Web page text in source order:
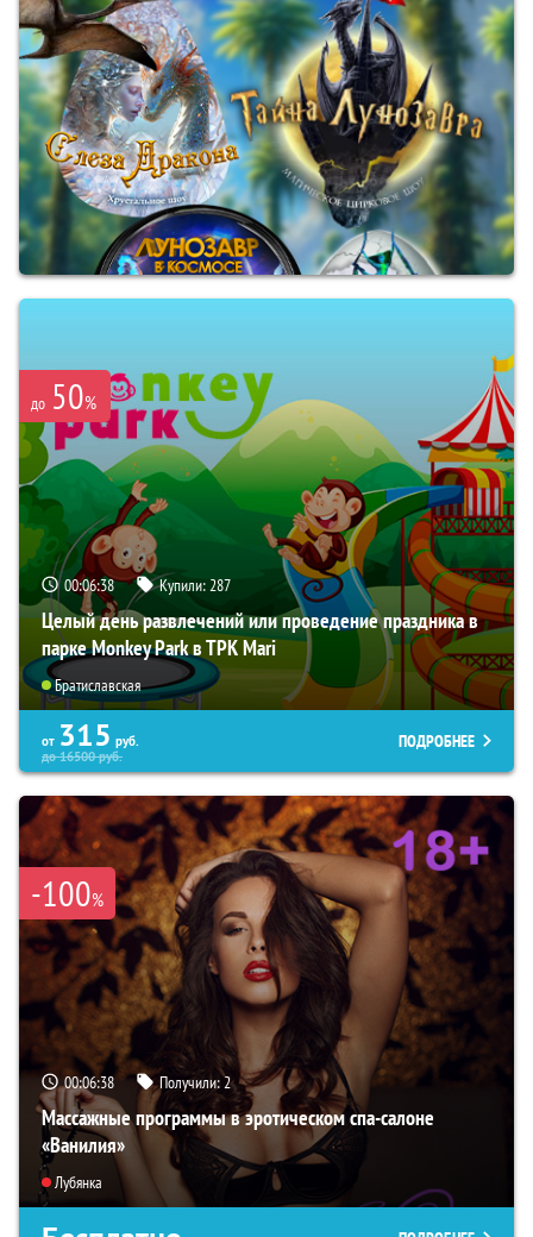
до 50%
00:06:37 Купили:287
Целый день развлечений или проведение праздника в
парке Monkey Park в ТРК Mari
Братиславская
от 315 руб.
до16500руб.
ПОДРОБНЕЕ
-100%
00:06:37 Получили:2
Массажные программы в эротическом спа-салоне
«Ванилия»
Лубянка